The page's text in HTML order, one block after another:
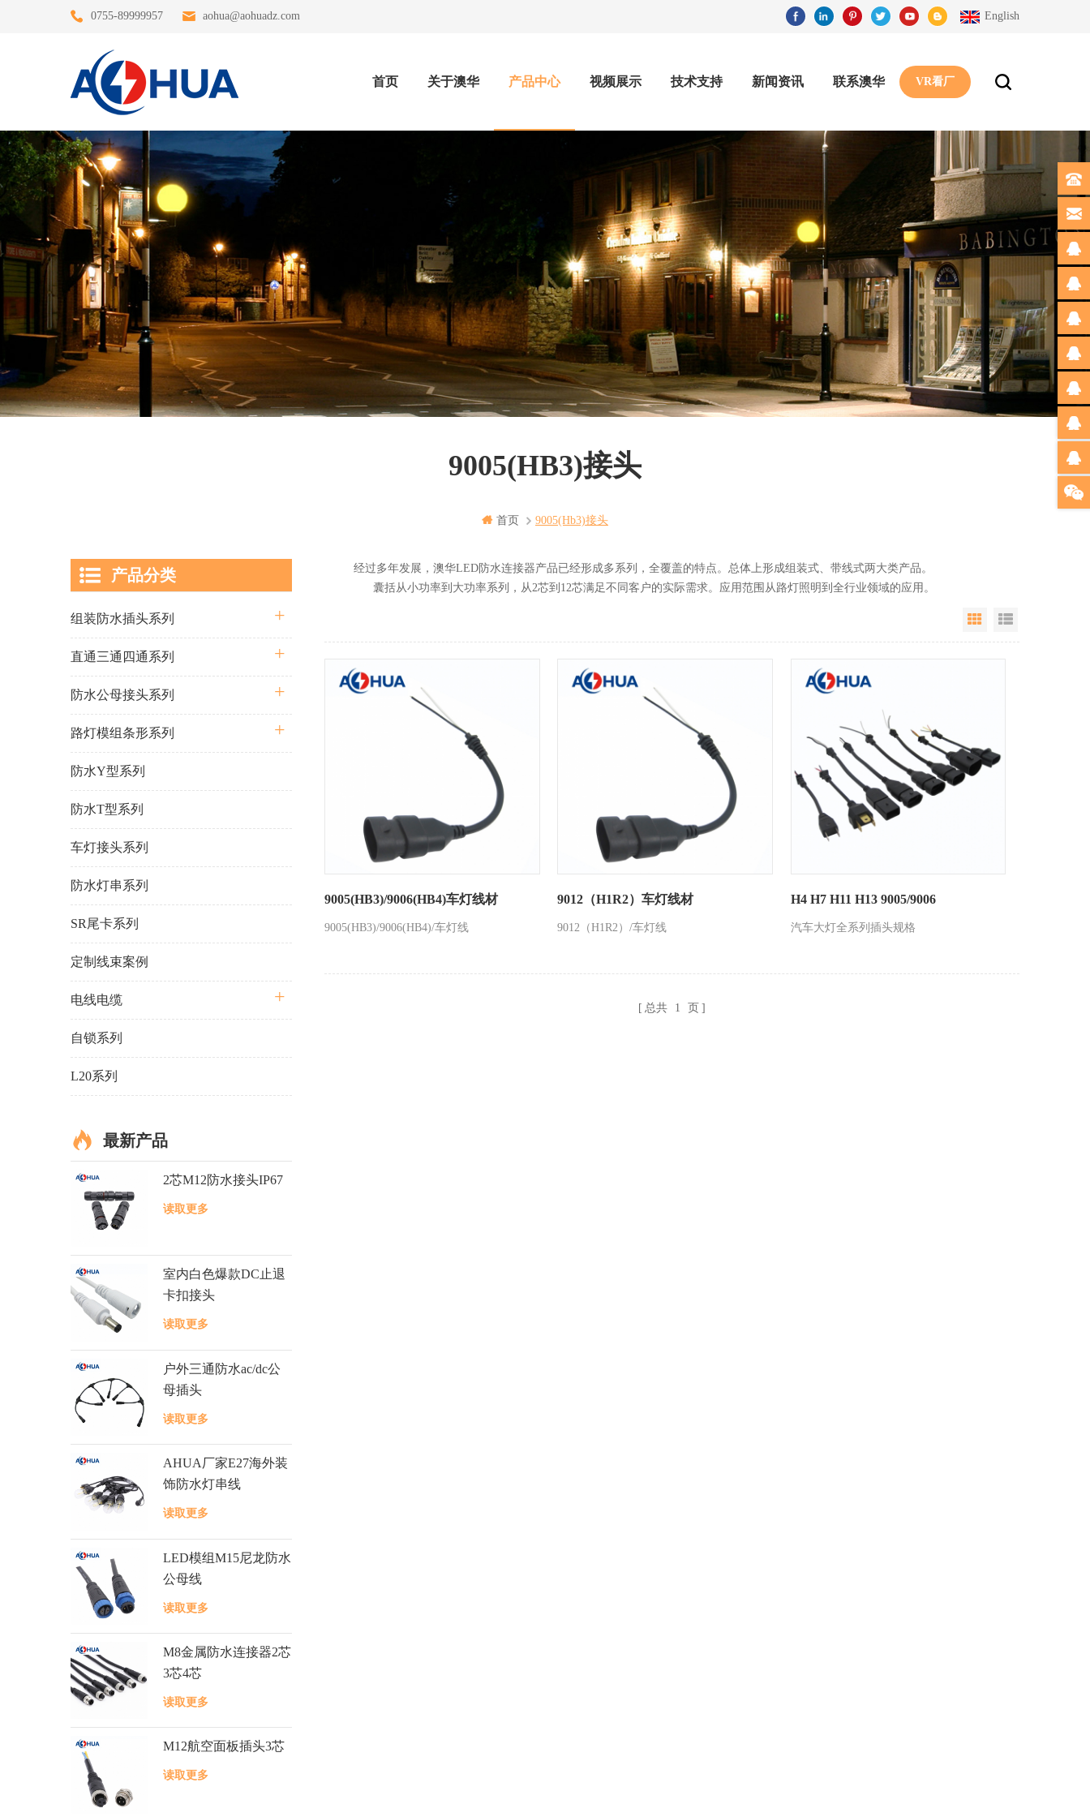
0755-89999957 aohua@aohuadz.com English
VR看厂
首页 关于澳华 产品中心 视频展示 技术支持 新闻资讯 联系澳华
9005(HB3)接头
首页 9005(hb3)接头
经过多年发展，澳华LED防水连接器产品已经形成多系列，全覆盖的特点。总体上形成组装式、带线式两大类产品。
囊括从小功率到大功率系列，从2芯到12芯满足不同客户的实际需求。应用范围从路灯照明到全行业领域的应用。
Grid View
9005(HB3)/9006(HB4)车灯线材
9005(HB3)/9006(HB4)/车灯线
9012（H1R2）车灯线材
9012（H1R2）/车灯线
H4 H7 H11 H13 9005/9006
汽车大灯全系列插头规格
总共 1 页
产品分类
组装防水插头系列
直通三通四通系列
防水公母接头系列
路灯模组条形系列
防水Y型系列
防水T型系列
车灯接头系列
防水灯串系列
SR尾卡系列
定制线束案例
电线电缆
自锁系列
L20系列
最新产品
2芯M12防水接头IP67
读取更多
室内白色爆款DC止退
卡扣接头
读取更多
户外三通防水ac/dc公
母插头
读取更多
AHUA厂家E27海外装
饰防水灯串线
读取更多
LED模组M15尼龙防水
公母线
读取更多
M8金属防水连接器2芯
3芯4芯
读取更多
M12航空面板插头3芯
读取更多